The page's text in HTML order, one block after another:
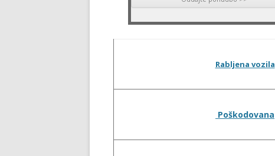
Rabljena vozila
Poškodovana